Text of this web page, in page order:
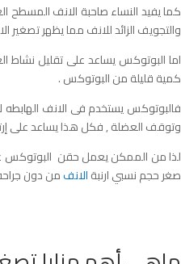
كما يفيد النساء صاحبة الانف
والتجويف الزائد للانف مما يظهر تصغير
اما البوتوكس يساعد على تقليل
كمية قليلة من البوتوكس .
فالبوتوكس يستخدم فى الانف
وتوقف العضلة , فكل هذا يساعد على
لذا من الممكن يعمل حقن البوتوكس
صغر حجم نسبي ارنبةالانفمن دون